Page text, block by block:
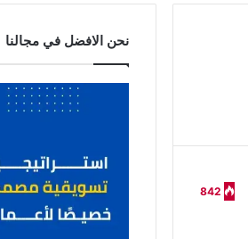
842
نحن الافضل في مجالنا